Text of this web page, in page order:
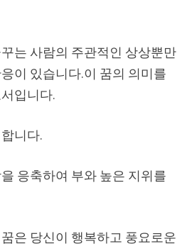
는 사람의 주관적인 상상뿐만
이 있습니다.이 꿈의 의미를
입니다.
니다.
응축하여 부와 높은 지위를
은 당신이 행복하고 풍요로운